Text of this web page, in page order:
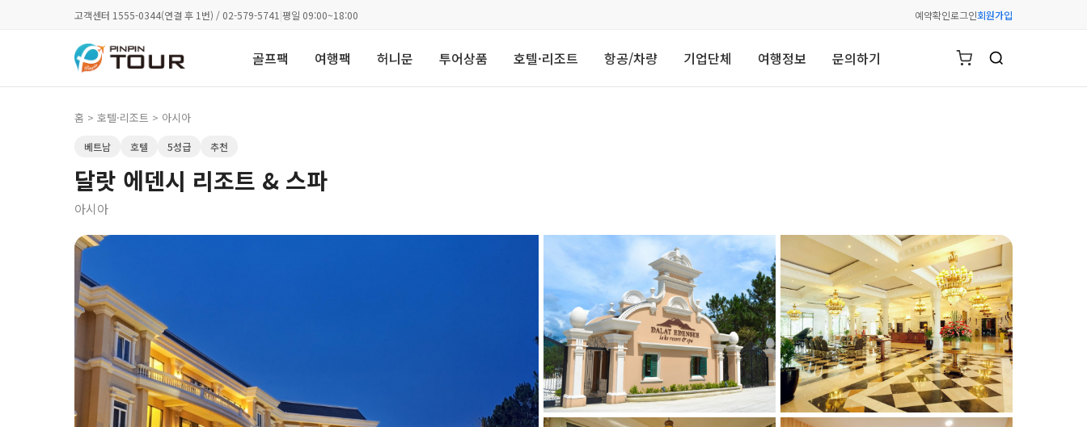
고객센터 1555-0344(연결 후 1번) / 02-579-5741 |평일 09:00~18:00 예약확인로그인회원가입
골프팩 여행팩 허니문 투어상품 호텔·리조트 항공/차량 기업단체 여행정보 문의하기
홈 > 호텔·리조트 > 아시아
베트남 호텔 5성급 추천
달랏 에덴시 리조트 & 스파
아시아